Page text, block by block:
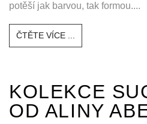
potěší jak barvou, tak formou....
ČTĚTE VÍCE ...
KOLEKCE
OD ALINY